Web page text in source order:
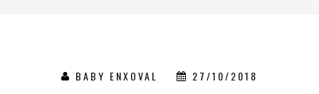
BABY ENXOVAL 27/10/2018